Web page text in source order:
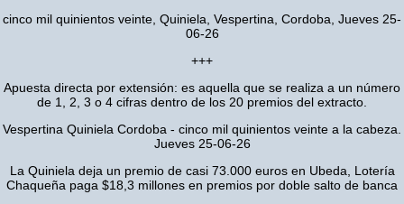
cinco mil quinientos veinte, Quiniela, Vespertina, Cordoba, Jueves 25-
06-26
+++
Apuesta directa por extensión: es aquella que se realiza a un número
de 1, 2, 3 o 4 cifras dentro de los 20 premios del extracto.
Vespertina Quiniela Cordoba - cinco mil quinientos veinte a la cabeza.
Jueves 25-06-26
La Quiniela deja un premio de casi 73.000 euros en Ubeda, Lotería
Chaqueña paga $18,3 millones en premios por doble salto de banca